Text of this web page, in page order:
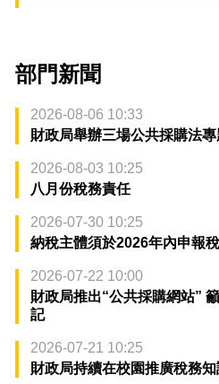
部門新聞
2026-08-06 10:33
財政局舉辦三場公共採購法
2026-08-03 10:25
八月份稅務責任
2026-07-30 10:25
納稅主體須於2026年內申報
2026-07-22 10:00
財政局推出“公共採購網站”
記
2026-07-21 10:25
財政局持續在校園推廣稅務知